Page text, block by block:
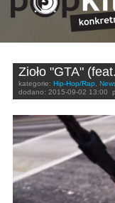
Zioło "GTA"
kategorie: Hip-Hop/Rap,
dodano: 2015-09-02 13:00